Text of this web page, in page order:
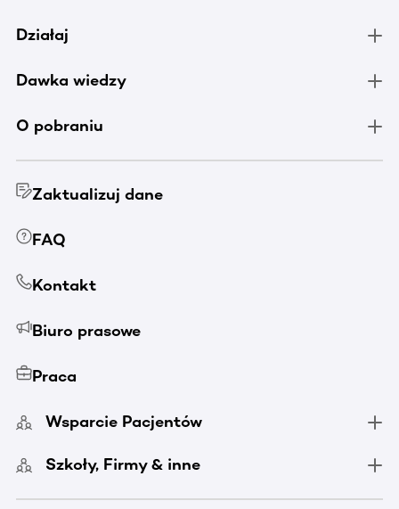
Działaj
Dawka wiedzy
O pobraniu
Zaktualizuj dane
FAQ
Kontakt
Biuro prasowe
Praca
Wsparcie Pacjentów
Szkoły, Firmy & inne